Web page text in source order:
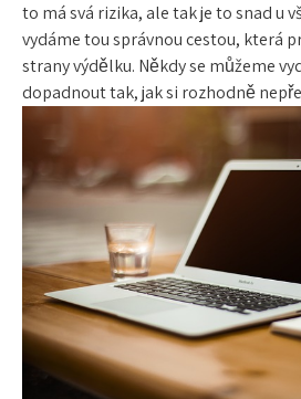
to má svá rizika, ale tak je to snad u
vydáme tou správnou cestou, která
strany výdělku. Někdy se můžeme
dopadnout tak, jak si rozhodně